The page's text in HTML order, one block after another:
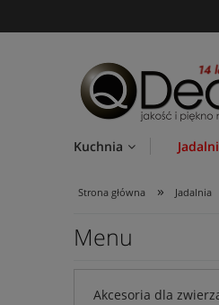
Kuchnia
Strona główna » Jadalnia
Menu
Akcesoria dla